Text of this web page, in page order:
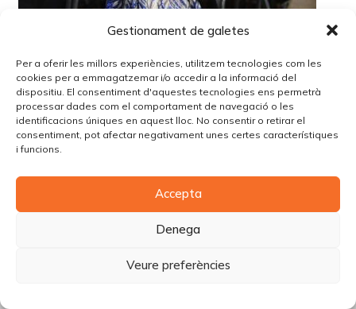
Gestionament de galetes
Per a oferir les millors experiències, utilitzem tecnologies com les
cookies per a emmagatzemar i/o accedir a la informació del
dispositiu. El consentiment d'aquestes tecnologies ens permetrà
processar dades com el comportament de navegació o les
identificacions úniques en aquest lloc. No consentir o retirar el
consentiment, pot afectar negativament unes certes característiques
i funcions.
Accepta
Denega
Veure preferències
© Copyright Piùbella Models Agency2026
Creative Corner Agency
Política de cookies